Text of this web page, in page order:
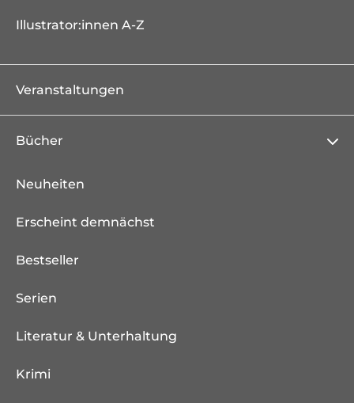
Illustrator:innen A-Z
Veranstaltungen
Bücher
Neuheiten
Erscheint demnächst
Bestseller
Serien
Literatur & Unterhaltung
Krimi